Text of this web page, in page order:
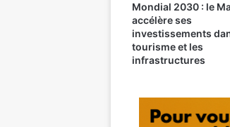
Mondial 2030 : le
accélère ses
investissements
tourisme et les
infrastructures